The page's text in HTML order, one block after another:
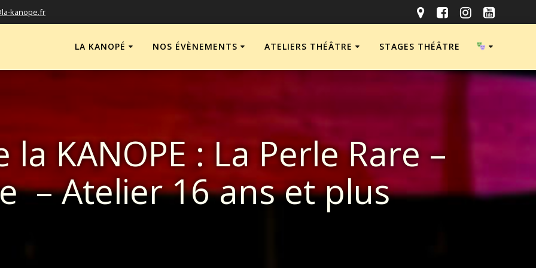
kanope.fr
LA KANOPÉ NOS ÉVÈNEMENTS ATELIERS THÉÂTRE STAGES THÉÂTRE
la KANOPE : La Perle Rare –
– Atelier 16 ans et plus